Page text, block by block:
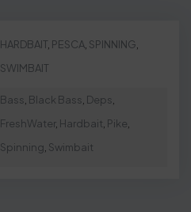
HARDBAIT, PESCA, SPINNING
SWIMBAIT
Bass Black Bass Deps
FreshWater, Hardbait Pike
Spinning Swimbait